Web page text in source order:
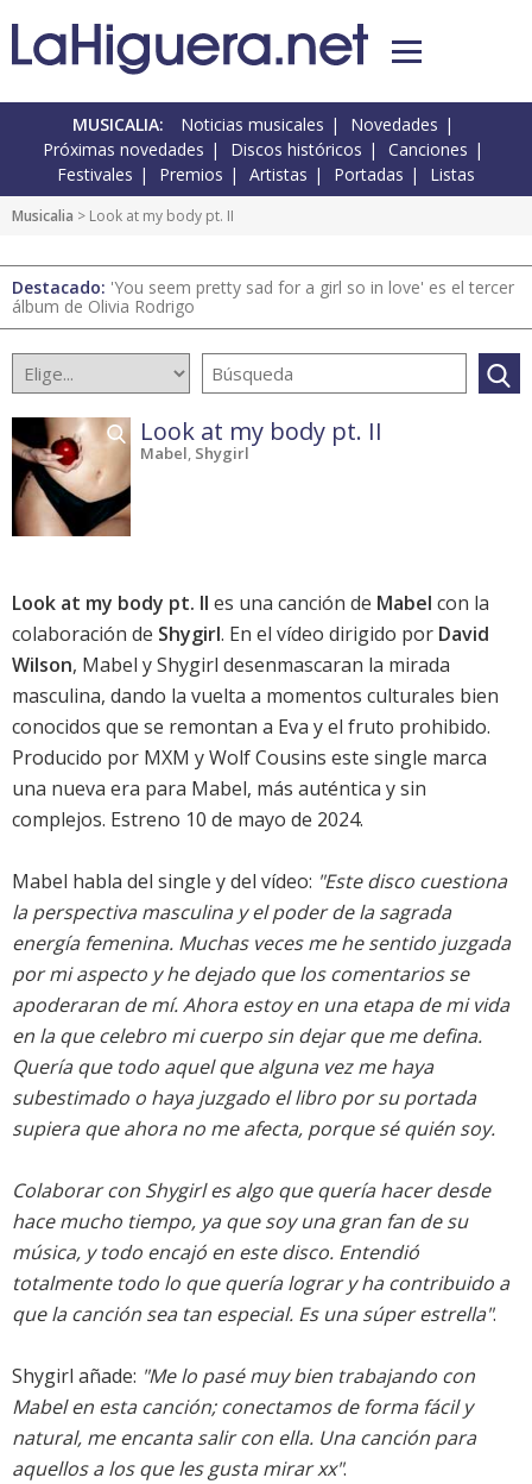
MUSICALIA: Noticias musicales
Novedades
Próximas novedades
Discos históricos
Canciones
Festivales
Premios Artistas Portadas Listas
Musicalia > Look at my body pt. II
Destacado: 'You seem pretty sad for a girl so in love' es el tercer
álbum de Olivia Rodrigo
Look at my body pt. II
Mabel, Shygirl
Look at my body pt. II es una canción de Mabel con la
colaboración de Shygirl. En el vídeo dirigido por David
Wilson, Mabel y Shygirl desenmascaran la mirada
masculina, dando la vuelta a momentos culturales bien
conocidos que se remontan a Eva y el fruto prohibido.
Producido por MXM y Wolf Cousins este single marca
una nueva era para Mabel, más auténtica y sin
complejos. Estreno 10 de mayo de 2024.
Mabel habla del single y del vídeo: "Este disco cuestiona
la perspectiva masculina y el poder de la sagrada
energía femenina. Muchas veces me he sentido juzgada
por mi aspecto y he dejado que los comentarios se
apoderaran de mí. Ahora estoy en una etapa de mi vida
en la que celebro mi cuerpo sin dejar que me defina.
Quería que todo aquel que alguna vez me haya
subestimado o haya juzgado el libro por su portada
supiera que ahora no me afecta, porque sé quién soy.
Colaborar con Shygirl es algo que quería hacer desde
hace mucho tiempo, ya que soy una gran fan de su
música, y todo encajó en este disco. Entendió
totalmente todo lo que quería lograr y ha contribuido a
que la canción sea tan especial. Es una súper estrella".
Shygirl añade: "Me lo pasé muy bien trabajando con
Mabel en esta canción; conectamos de forma fácil y
natural, me encanta salir con ella. Una canción para
aquellos a los que les gusta mirar xx".